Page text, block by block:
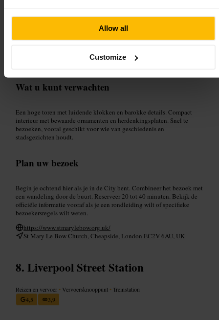
Allow all
Customize
LondenseGeschiedenis #Architectuur
Wat u kunt verwachten
Een hoge toren met luidende klokken en barokke details. Compact
interieur met bewaarde ornamenten en herdenkingsplaten. Snel te
bezoeken, vooral geschikt voor wie van geschiedenis en
stadsgezichten houdt.
Plan uw bezoek
Begin je ochtend hier als je in de City bent. Combineer het bezoek met
een wandeling door de buurt. Reserveer 20 tot 40 minuten. Bekijk de
officiële informatie vooraf als je een rondleiding wilt of specifieke
bezoekersregels wilt weten.
https://www.stmarylebow.org.uk/
St Mary Le Bow Church, Cheapside, London EC2V 6AU, UK
Liverpool Street Station
Reizen en vervoer • Vervoersknooppunt •Treinstation
4,5
3,9